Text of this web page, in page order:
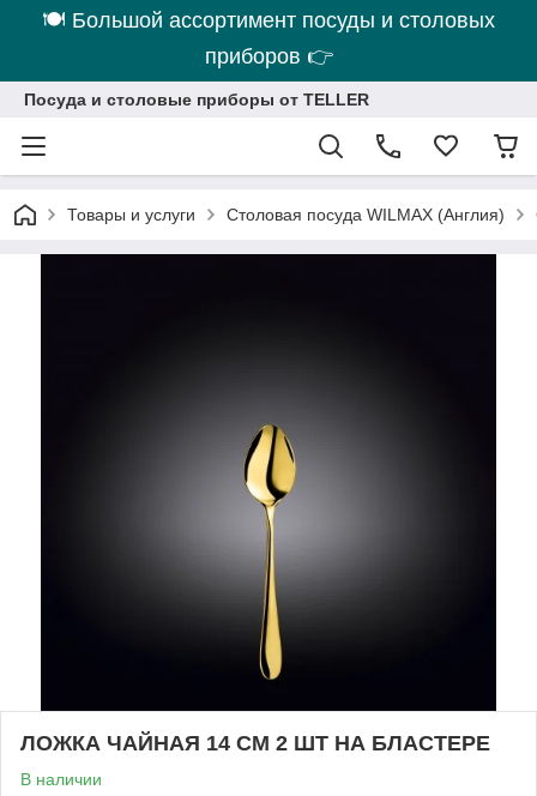
🍽 Большой ассортимент посуды и столовых
приборов 👉
Посуда и столовые приборы от TELLER
Товары и услуги Столовая посуда WILMAX (Англия)
ЛОЖКА ЧАЙНАЯ 14 СМ 2 ШТ НА БЛАСТЕРЕ
В наличии